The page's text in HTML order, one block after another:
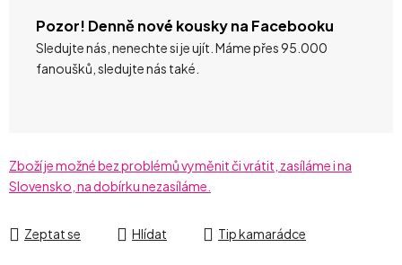
Pozor! Denně nové kousky na Facebooku
Sledujte nás, nenechte si je ujít. Máme přes 95.000
fanoušků, sledujte nás také.
Zboží je možné bez problémů vyměnit či vrátit, zasíláme i na
Slovensko, na dobírku nezasíláme.
Zeptat se Hlídat Tip kamarádce